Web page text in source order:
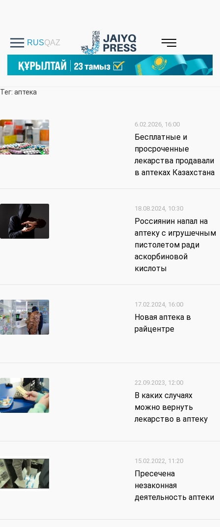
Тег: аптека
6.02.2026, 16:00
Бесплатные и
просроченные
лекарства продавали
в аптеках Казахстана
18.08.2024, 10:30
Россиянин напал на
аптеку с игрушечным
пистолетом ради
аскорбиновой
кислоты
17.02.2024, 16:00
Новая аптека в
райцентре
22.09.2023, 12:00
В каких случаях
можно вернуть
лекарство в аптеку
15.02.2022, 11:20
Пресечена
незаконная
деятельность аптеки